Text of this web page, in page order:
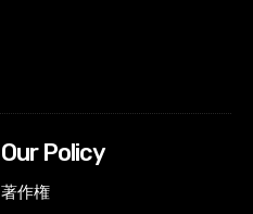
Our Policy
著作権